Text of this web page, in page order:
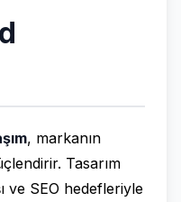
, markanın
Tasarım
ve SEO hedefleriyle